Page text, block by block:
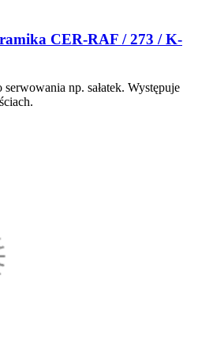
CER-RAF / 273 / K-
serwowania np. sałatek. Występuje